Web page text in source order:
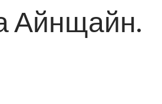
Айнщайн.